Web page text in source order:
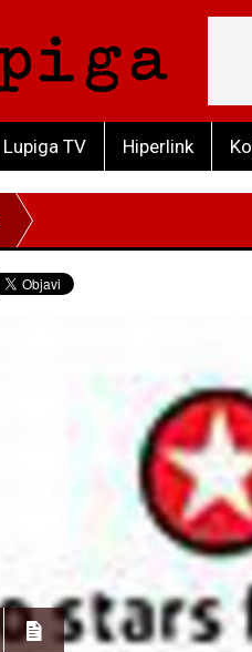
Lupiga TV Hiperlink